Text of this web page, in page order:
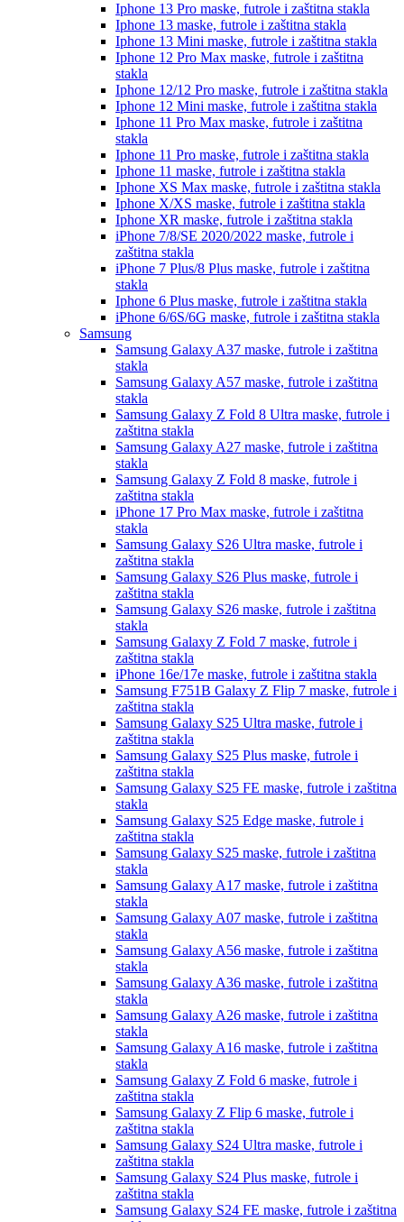
Iphone 13 Pro maske, futrole i zaštitna stakla
Iphone 13 maske, futrole i zaštitna stakla
Iphone 13 Mini maske, futrole i zaštitna stakla
Iphone 12 Pro Max maske, futrole i zaštitna
stakla
Iphone 12/12 Pro maske, futrole i zaštitna stakla
Iphone 12 Mini maske, futrole i zaštitna stakla
Iphone 11 Pro Max maske, futrole i zaštitna
stakla
Iphone 11 Pro maske, futrole i zaštitna stakla
Iphone 11 maske, futrole i zaštitna stakla
Iphone XS Max maske, futrole i zaštitna stakla
Iphone X/XS maske, futrole i zaštitna stakla
Iphone XR maske, futrole i zaštitna stakla
iPhone 7/8/SE 2020/2022 maske, futrole i
zaštitna stakla
iPhone 7 Plus/8 Plus maske, futrole i zaštitna
stakla
Iphone 6 Plus maske, futrole i zaštitna stakla
iPhone 6/6S/6G maske, futrole i zaštitna stakla
Samsung
Samsung Galaxy A37 maske, futrole i zaštitna
stakla
Samsung Galaxy A57 maske, futrole i zaštitna
stakla
Samsung Galaxy Z Fold 8 Ultra maske, futrole i
zaštitna stakla
Samsung Galaxy A27 maske, futrole i zaštitna
stakla
Samsung Galaxy Z Fold 8 maske, futrole i
zaštitna stakla
iPhone 17 Pro Max maske, futrole i zaštitna
stakla
Samsung Galaxy S26 Ultra maske, futrole i
zaštitna stakla
Samsung Galaxy S26 Plus maske, futrole i
zaštitna stakla
Samsung Galaxy S26 maske, futrole i zaštitna
stakla
Samsung Galaxy Z Fold 7 maske, futrole i
zaštitna stakla
iPhone 16e/17e maske, futrole i zaštitna stakla
Samsung F751B Galaxy Z Flip 7 maske, futrole i
zaštitna stakla
Samsung Galaxy S25 Ultra maske, futrole i
zaštitna stakla
Samsung Galaxy S25 Plus maske, futrole i
zaštitna stakla
Samsung Galaxy S25 FE maske, futrole i zaštitna
stakla
Samsung Galaxy S25 Edge maske, futrole i
zaštitna stakla
Samsung Galaxy S25 maske, futrole i zaštitna
stakla
Samsung Galaxy A17 maske, futrole i zaštitna
stakla
Samsung Galaxy A07 maske, futrole i zaštitna
stakla
Samsung Galaxy A56 maske, futrole i zaštitna
stakla
Samsung Galaxy A36 maske, futrole i zaštitna
stakla
Samsung Galaxy A26 maske, futrole i zaštitna
stakla
Samsung Galaxy A16 maske, futrole i zaštitna
stakla
Samsung Galaxy Z Fold 6 maske, futrole i
zaštitna stakla
Samsung Galaxy Z Flip 6 maske, futrole i
zaštitna stakla
Samsung Galaxy S24 Ultra maske, futrole i
zaštitna stakla
Samsung Galaxy S24 Plus maske, futrole i
zaštitna stakla
Samsung Galaxy S24 FE maske, futrole i zaštitna